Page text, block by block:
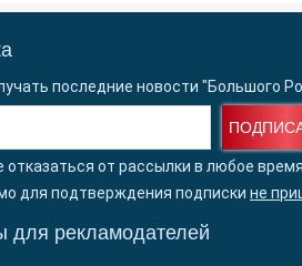
последние новости "Большого
от рассылки в любое время.
для подтверждения подписки не
для рекламодателей